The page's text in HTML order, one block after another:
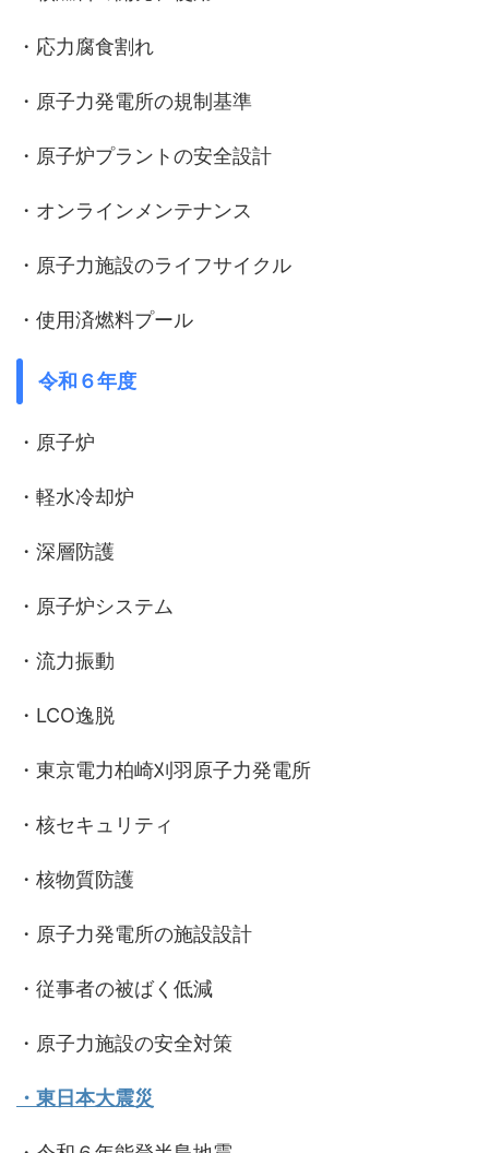
・応力腐食割れ
・原子力発電所の規制基準
・原子炉プラントの安全設計
・オンラインメンテナンス
・原子力施設のライフサイクル
・使用済燃料プール
令和６年度
・原子炉
・軽水冷却炉
・深層防護
・原子炉システム
・流力振動
・LCO逸脱
・東京電力柏崎刈羽原子力発電所
・核セキュリティ
・核物質防護
・原子力発電所の施設設計
・従事者の被ばく低減
・原子力施設の安全対策
・東日本大震災